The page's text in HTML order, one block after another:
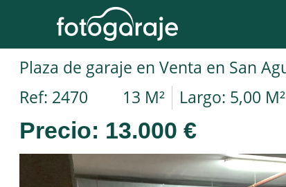
Ref: 2470
13 M² Largo: 5,00 M²
Precio: 13.000 €